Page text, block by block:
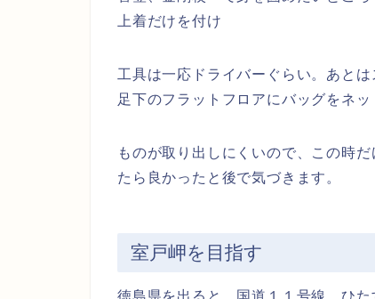
上着だけを付け
工具は一応ドライバーぐらい。あとは
足下のフラットフロアにバッグをネッ
ものが取り出しにくいので、この時
たら良かったと後で気づきます。
室戸岬を目指す
徳島県を出ると、国道１１号線 ひた